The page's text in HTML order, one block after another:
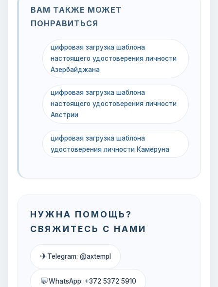
ВАМ ТАКЖЕ МОЖЕТ
ПОНРАВИТЬСЯ
цифровая загрузка шаблона
настоящего удостоверения личности
Азербайджана
цифровая загрузка шаблона
настоящего удостоверения личности
Австрии
цифровая загрузка шаблона
удостоверения личности Камеруна
НУЖНА ПОМОЩЬ?
СВЯЖИТЕСЬ С НАМИ
✈Telegram: @axtempl
💬WhatsApp: +372 5372 5910